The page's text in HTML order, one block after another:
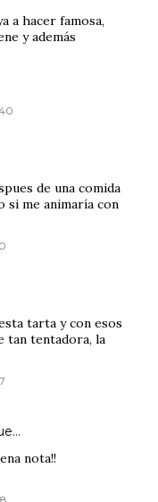
a hacer famosa,
y además
de una comida
si me animaría con
tarta y con esos
tan tentadora, la
nota!!